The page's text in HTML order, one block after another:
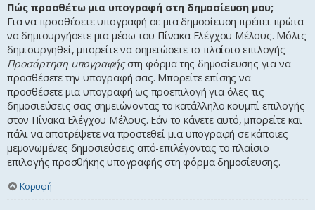
Πώς προσθέτω μια υπογραφή στη δημοσίευση μου;
Για να προσθέσετε υπογραφή σε μια δημοσίευση πρέπει πρώτα
να δημιουργήσετε μια μέσω του Πίνακα Ελέγχου Μέλους. Μόλις
δημιουργηθεί, μπορείτε να σημειώσετε το πλαίσιο επιλογής
Προσάρτηση υπογραφήςστη φόρμα της δημοσίευσης για να
προσθέσετε την υπογραφή σας. Μπορείτε επίσης να
προσθέσετε μια υπογραφή ως προεπιλογή για όλες τις
δημοσιεύσεις σας σημειώνοντας το κατάλληλο κουμπί επιλογής
στον Πίνακα Ελέγχου Μέλους. Εάν το κάνετε αυτό, μπορείτε και
πάλι να αποτρέψετε να προστεθεί μια υπογραφή σε κάποιες
μεμονωμένες δημοσιεύσεις από-επιλέγοντας το πλαίσιο
επιλογής προσθήκης υπογραφής στη φόρμα δημοσίευσης.
Κορυφή